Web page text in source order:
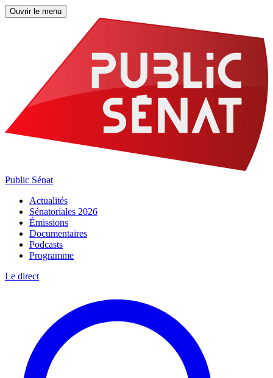
Ouvrir le menu
Public Sénat
Actualités
Sénatoriales 2026
Émissions
Documentaires
Podcasts
Programme
Le direct